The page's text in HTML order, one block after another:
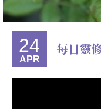
每日靈
24
APR